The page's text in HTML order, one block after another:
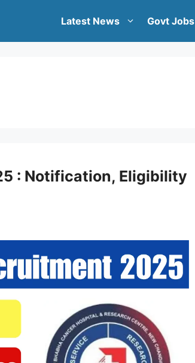
Latest News Govt Jobs
: Notification, Eligibility